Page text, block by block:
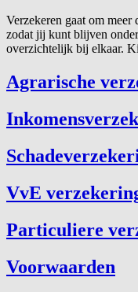
Verzekeren gaat om meer
zodat jij kunt blijven
overzichtelijk bij elkaar.
Agrarische
VvE
Particuliere
Voorwaarden